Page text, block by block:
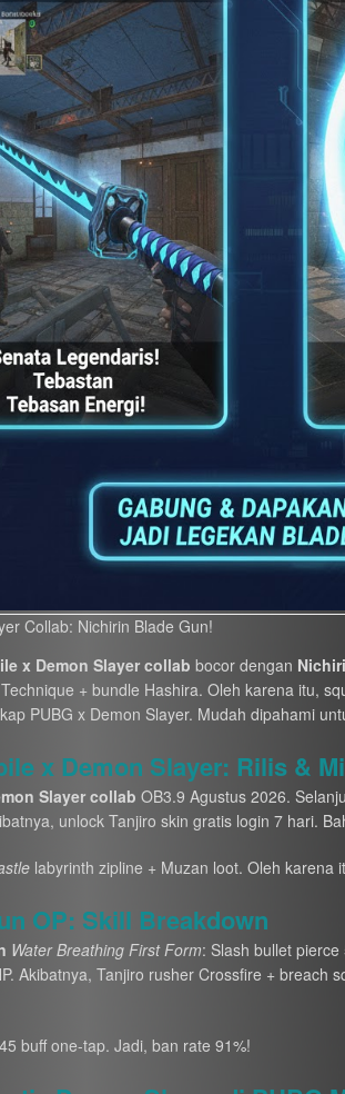
Collab: Nichirin Blade Gun!
x Demon Slayer collab bocor dengan
+ bundle Hashira. Oleh karena itu,
PUBG x Demon Slayer. Mudah dipahami
x Demon Slayer: Rilis &
Slayer collab OB3.9 Agustus 2026.
unlock Tanjiro skin gratis login 7 hari.
labyrinth zipline + Muzan loot. Oleh karena
OP: Skill Breakdown
Water Breathing First Form: Slash bullet
Akibatnya, Tanjiro rusher Crossfire + breach
buff one-tap. Jadi, ban rate 91%!